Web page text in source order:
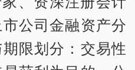
公司金融资产分
限划分：交易性